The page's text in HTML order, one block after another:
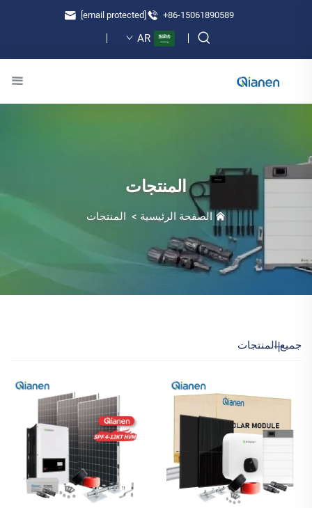
+86-15061890589
[email protected]
AR
المنتجات
الصفحة الرئيسية > المنتجات
جميع المنتجات